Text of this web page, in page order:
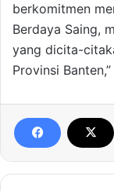
berkomitmen
Berdaya Saing,
yang dicita-
Provinsi